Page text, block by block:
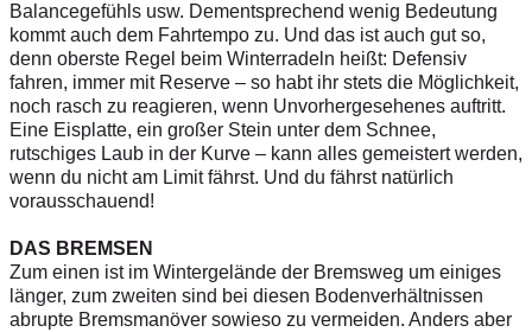
Balancegefühls usw. Dementsprechend wenig Bedeutung
kommt auch dem Fahrtempo zu. Und das ist auch gut so,
denn oberste Regel beim Winterradeln heißt: Defensiv
fahren, immer mit Reserve – so habt ihr stets die Möglichkeit,
noch rasch zu reagieren, wenn Unvorhergesehenes auftritt.
Eine Eisplatte, ein großer Stein unter dem Schnee,
rutschiges Laub in der Kurve – kann alles gemeistert werden,
wenn du nicht am Limit fährst. Und du fährst natürlich
vorausschauend!
DAS BREMSEN
Zum einen ist im Wintergelände der Bremsweg um einiges
länger, zum zweiten sind bei diesen Bodenverhältnissen
abrupte Bremsmanöver sowieso zu vermeiden. Anders aber